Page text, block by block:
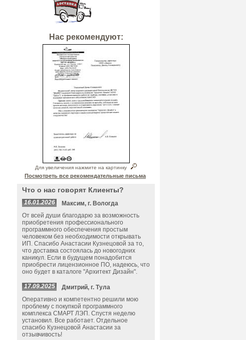
Нас рекомендуют:
Для увеличения нажмите на картинку
Посмотреть все рекомендательные письма
Что о нас говорят Клиенты?
16.01.2026
Максим, г. Вологда
От всей души благодарю за возможность
приобретения профессионального
программного обеспечения простым
человеком без необходимости открывать
ИП. Спасибо Анастасии Кузнецовой за то,
что доставка состоялась до новогодних
каникул. Если в будущем понадобится
приобрести лицензионное ПО, надеюсь, что
оно будет в каталоге "Архитект Дизайн".
17.09.2025
Дмитрий, г. Тула
Оперативно и компетентно решили мою
проблему с покупкой программного
комплекса СМАРТ ЛЭП. Спустя неделю
установил. Все работает. Отдельное
спасибо Кузнецовой Анастасии за
отзывчивость!